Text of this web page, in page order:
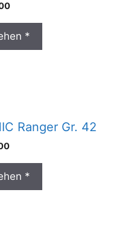
*
Ranger Gr. 42
*